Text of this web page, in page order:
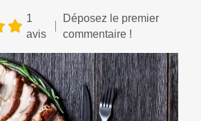
1
avis
Déposez le premier
commentaire !